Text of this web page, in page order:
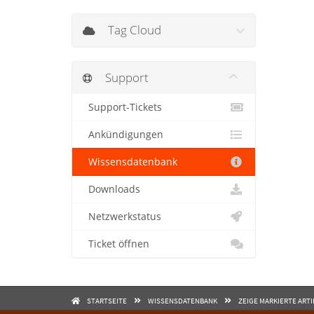
Tag Cloud
Support
Support-Tickets
Ankündigungen
Wissensdatenbank
Downloads
Netzwerkstatus
Ticket öffnen
STARTSEITE WISSENSDATENBANK ZEIGE MARKIERTE